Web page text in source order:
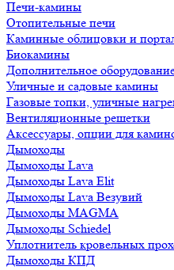
Печи-камины
Отопительные печи
Каминные облицовки и
Биокамины
Дополнительное
Уличные и садовые камины
Газовые топки, уличные
Вентиляционные решетки
Аксессуары, опции для
Дымоходы
Дымоходы Lava
Дымоходы Lava Elit
Дымоходы Lava Везувий
Дымоходы MAGMA
Дымоходы Schiedel
Уплотнитель кровельных
Дымоходы КПД